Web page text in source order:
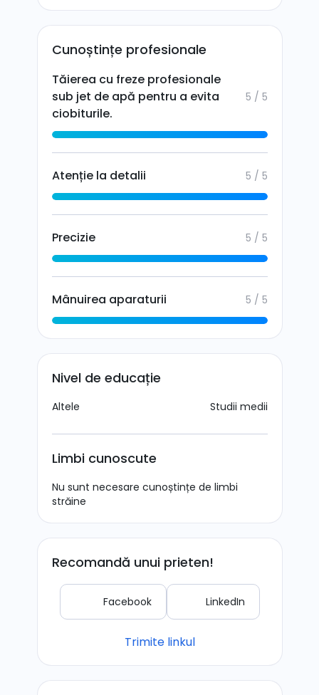
Cunoștințe profesionale
Tăierea cu freze profesionale
sub jet de apă pentru a evita
ciobiturile.
5 / 5
Atenție la detalii 5 / 5
Precizie 5 / 5
Mânuirea aparaturii 5 / 5
Nivel de educație
Altele Studii medii
Limbi cunoscute
Nu sunt necesare cunoștințe de limbi
străine
Recomandă unui prieten!
Facebook LinkedIn
Trimite linkul